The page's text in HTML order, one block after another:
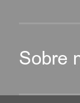
Sobre